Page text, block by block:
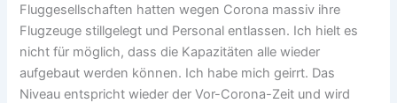
Fluggesellschaften hatten wegen Corona massiv ihre
Flugzeuge stillgelegt und Personal entlassen. Ich hielt es
nicht für möglich, dass die Kapazitäten alle wieder
aufgebaut werden können. Ich habe mich geirrt. Das
Niveau entspricht wieder der Vor-Corona-Zeit und wird